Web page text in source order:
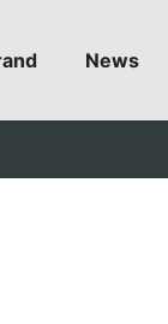
News